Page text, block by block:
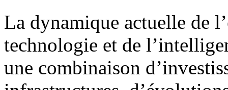
La dynamique actuelle de
technologie et de
une combinaison